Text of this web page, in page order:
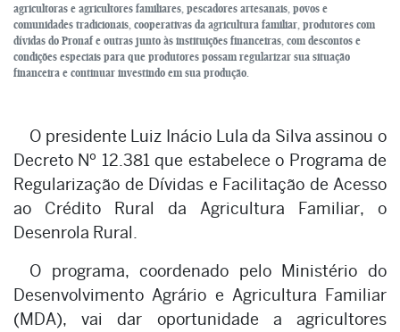
agricultoras e agricultores familiares, pescadores artesanais, povos e
comunidades tradicionais, cooperativas da agricultura familiar, produtores com
dívidas do Pronaf e outras junto às instituições financeiras, com descontos e
condições especiais para que produtores possam regularizar sua situação
financeira e continuar investindo em sua produção.
O presidente Luiz Inácio Lula da Silva assinou o
Decreto Nº 12.381 que estabelece o Programa de
Regularização de Dívidas e Facilitação de Acesso
ao Crédito Rural da Agricultura Familiar, o
Desenrola Rural.
O programa, coordenado pelo Ministério do
Desenvolvimento Agrário e Agricultura Familiar
(MDA), vai dar oportunidade a agricultores